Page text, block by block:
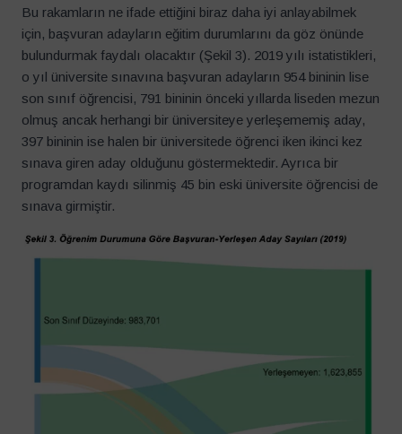
Bu rakamların ne ifade ettiğini biraz daha iyi anlayabilmek
için, başvuran adayların eğitim durumlarını da göz önünde
bulundurmak faydalı olacaktır (Şekil 3). 2019 yılı istatistikleri,
o yıl üniversite sınavına başvuran adayların 954 bininin lise
son sınıf öğrencisi, 791 bininin önceki yıllarda liseden mezun
olmuş ancak herhangi bir üniversiteye yerleşememiş aday,
397 bininin ise halen bir üniversitede öğrenci iken ikinci kez
sınava giren aday olduğunu göstermektedir. Ayrıca bir
programdan kaydı silinmiş 45 bin eski üniversite öğrencisi de
sınava girmiştir.